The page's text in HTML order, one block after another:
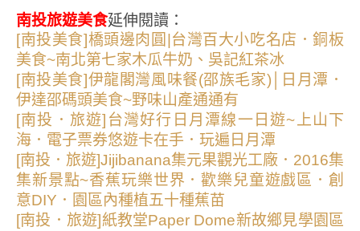
南投旅遊美食延伸閱讀：
[南投美食]橋頭邊肉圓|台灣百大小吃名店．銅板
美食~南北第七家木瓜牛奶、吳記紅茶冰
[南投美食]伊龍閣灣風味餐(邵族毛家)│日月潭．
伊達邵碼頭美食~野味山產通通有
[南投．旅遊]台灣好行日月潭線一日遊~上山下
海．電子票券悠遊卡在手．玩遍日月潭
[南投．旅遊]Jijibanana集元果觀光工廠．2016集
集新景點~香蕉玩樂世界．歡樂兒童遊戲區．創
意DIY．園區內種植五十種蕉苗
[南投．旅遊]紙教堂Paper Dome新故鄉見學園區